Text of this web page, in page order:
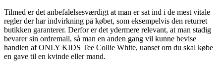
Tilmed er det anbefalelsesværdigt at man er sat ind i de mest vitale
regler der har indvirkning på købet, som eksempelvis den returret
butikken garanterer. Derfor er det ydermere relevant, at man stadig
bevarer sin ordremail, så man en anden gang vil kunne bevise
handlen af ONLY KIDS Tee Collie White, uanset om du skal købe
en gave til en kvinde eller mand.